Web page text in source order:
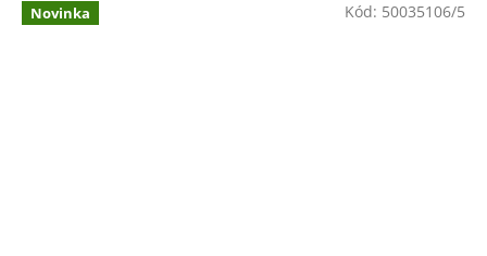
Novinka Kód: 50035106/5